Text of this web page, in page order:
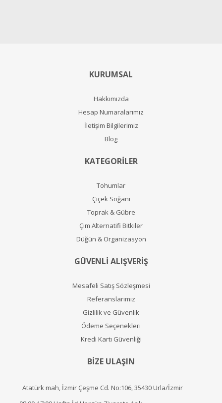
KURUMSAL
Hakkımızda
Hesap Numaralarımız
İletişim Bilgilerimiz
Blog
KATEGORİLER
Tohumlar
Çiçek Soğanı
Toprak & Gübre
Çim Alternatifi Bitkiler
Düğün & Organizasyon
GÜVENLİ ALIŞVERİŞ
Mesafeli Satış Sözleşmesi
Referanslarımız
Gizlilik ve Güvenlik
Ödeme Seçenekleri
Kredi Kartı Güvenliği
BİZE ULAŞIN
Atatürk mah, İzmir Çeşme Cd. No:106, 35430 Urla/İzmir